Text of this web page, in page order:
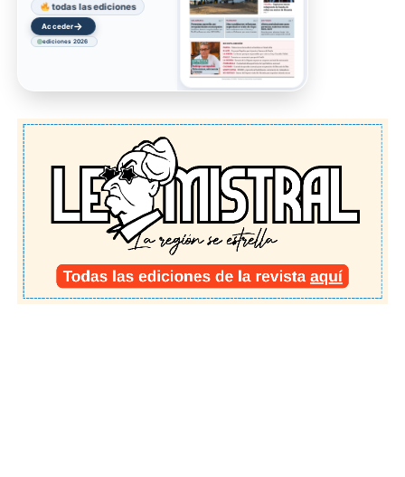
todas las ediciones
Acceder→
ediciones 2026